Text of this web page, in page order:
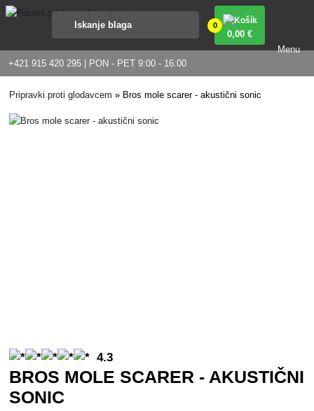
+421 915 420 295 | PON - PET 9:00 - 16:00
0
0,00 €
Menu
Pripravki proti glodavcem » Bros mole scarer - akustični sonic
4.3
BROS MOLE SCARER - AKUSTIČNI
SONIC